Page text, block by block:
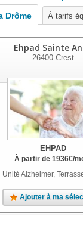
Drôme À tarifs
Ehpad Sainte
26400Crest
EHPAD
À partir de 1936€/
Unité Alzheimer,
Ajouter à ma